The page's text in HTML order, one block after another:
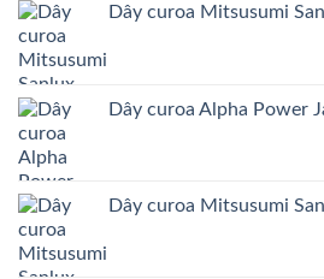
Dây curoa Mitsusumi
Dây curoa Alpha Power
Dây curoa Mitsusumi